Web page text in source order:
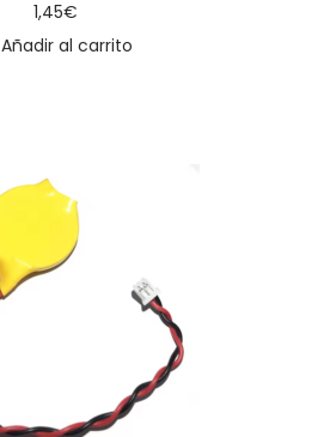
1,45€
Añadir al carrito